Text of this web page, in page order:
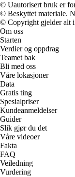
© Uautorisert bruk er
© Beskyttet materiale.
© Copyright gjelder alt
Om oss
Starten
Verdier og oppdrag
Teamet bak
Bli med oss
Våre lokasjoner
Data
Gratis ting
Spesialpriser
Kundeanmeldelser
Guider
Slik gjør du det
Våre videoer
Fakta
FAQ
Veiledning
Vurdering